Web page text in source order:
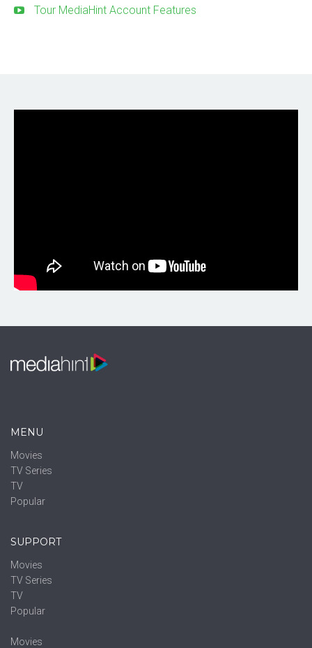
Tour MediaHint Account Features
MENU
Movies
TV Series
TV
Popular
SUPPORT
Movies
TV Series
TV
Popular
Movies